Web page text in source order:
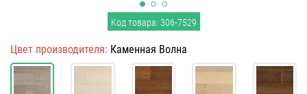
Код товара: 306-7529
Цвет производителя: Каменная Волна